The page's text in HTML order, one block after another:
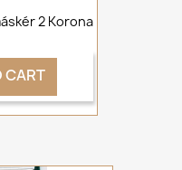
2 Korona
CART